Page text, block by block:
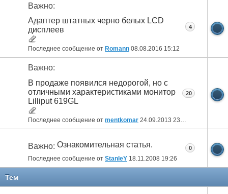
Важно:
Адаптер штатных черно белых LCD
дисплеев
Последнее сообщение от Romann 08.08.2016 15:12
4
Важно:
В продаже появился недорогой, но с
отличными характеристиками монитор
Lilliput 619GL
Последнее сообщение от mentkomar 24.09.2013 23:08
20
Важно: Ознакомительная статья.
Последнее сообщение от StanleY 18.11.2008 19:26
0
Тем